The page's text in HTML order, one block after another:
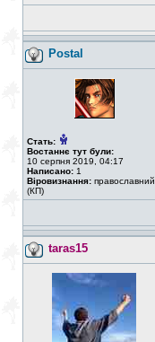
Postal
Стать:
Востаннє тут були:
10 серпня 2019, 04:17
Написано: 1
Віровизнання: православний
(КП)
taras15